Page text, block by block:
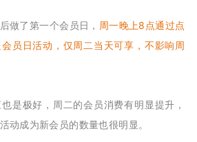
做了第一个会员日， 周一晚上8点通过点
员日活动，仅周二当天可享，不影响周
是极好，周二的会员消费有明显提升，
动成为新会员的数量也很明显。